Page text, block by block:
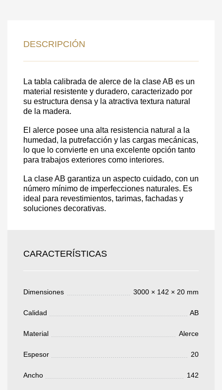
DESCRIPCIÓN
La tabla calibrada de alerce de la clase AB es un
material resistente y duradero, caracterizado por
su estructura densa y la atractiva textura natural
de la madera.
El alerce posee una alta resistencia natural a la
humedad, la putrefacción y las cargas mecánicas,
lo que lo convierte en una excelente opción tanto
para trabajos exteriores como interiores.
La clase AB garantiza un aspecto cuidado, con un
número mínimo de imperfecciones naturales. Es
ideal para revestimientos, tarimas, fachadas y
soluciones decorativas.
CARACTERÍSTICAS
Dimensiones 3000 × 142 × 20 mm
Calidad AB
Material Alerce
Espesor 20
Ancho 142
Costo unitario:
Su pedido:
Cantidad:350ud
Después de enviar su solicitud, nos
y discutiremos los métodos de pago y entrega.